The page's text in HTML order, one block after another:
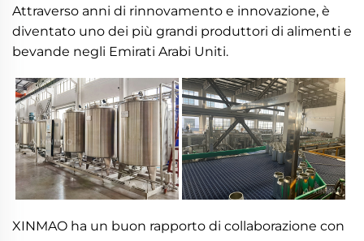
Attraverso anni di rinnovamento e innovazione, è
diventato uno dei più grandi produttori di alimenti e
bevande negli Emirati Arabi Uniti.
XINMAO ha un buon rapporto di collaborazione con